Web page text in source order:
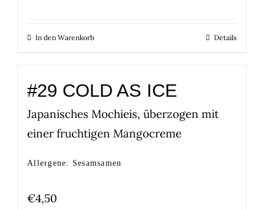
In den Warenkorb Details
#29 COLD AS ICE
Japanisches Mochieis, überzogen mit
einer fruchtigen Mangocreme
Allergene: Sesamsamen
€4,50